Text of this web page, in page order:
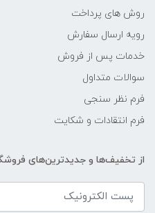
روش های پرداخت
رویه ارسال سفارش
خدمات پس از فروش
سوالات متداول
فرم نظر سنجی
فرم انتقادات و شکایت
از تخفیف‌ها و جدیدترین‌های